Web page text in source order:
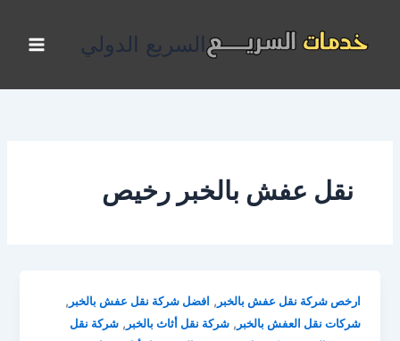
المحتوى
السريع الدولي
نقل عفش بالخبر رخيص
ارخص شركة نقل عفش بالخبر , افضل شركة نقل عفش بالخبر ,
شركات نقل العفش بالخبر ,شركة نقل أثاث بالخبر ,شركة نقل